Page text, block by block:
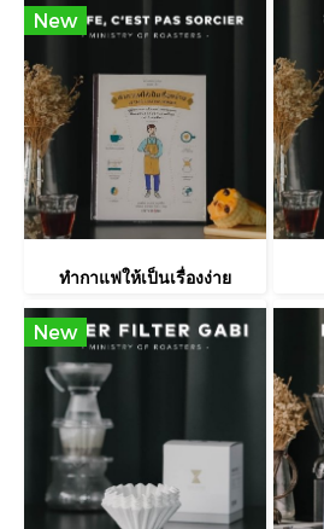
New
ทำกาแฟให้เป็นเรื่องง่าย
New